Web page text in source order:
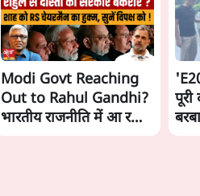
Modi Govt Reaching
Out to Rahul Gandhi?
भारतीय राजनीति में आ रहा
पूरी